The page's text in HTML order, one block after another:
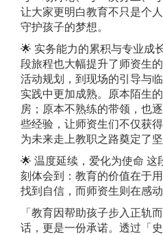
让大家更明白教育不只是个
守护孩子的梦想。
🌟 实务能力的累积与专业成
段旅程也大幅提升了师资生
活动规划，到现场的引导与
实践中更加成熟。原本陌生
房；原本不熟练的带领，也
些经验，让师资生们不仅获
为未来走上教职之路奠定了坚
🌟 温度延续，爱化为使命 这
刻体会到：教育的价值在于
找到自信，而师资生则在感
「教育因帮助孩子步入正轨
话，更是一份承诺。透过「